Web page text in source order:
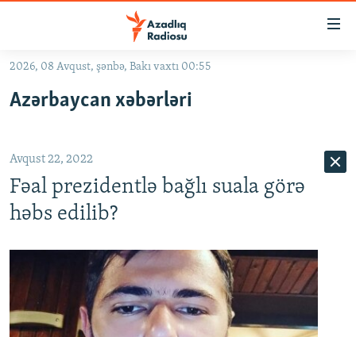
Əsas
qayıt
qayıt
Axtarışa
keç
#ƏSLINDƏ
FƏRQƏ BAX
MULTIMEDIA
VIDEO
RADIO ARXIV
2026, 08 Avqust, şənbə, Bakı vaxtı 00:55
Azərbaycan xəbərləri
Avqust 22, 2022
Fəal prezidentlə bağlı suala görə
həbs edilib?